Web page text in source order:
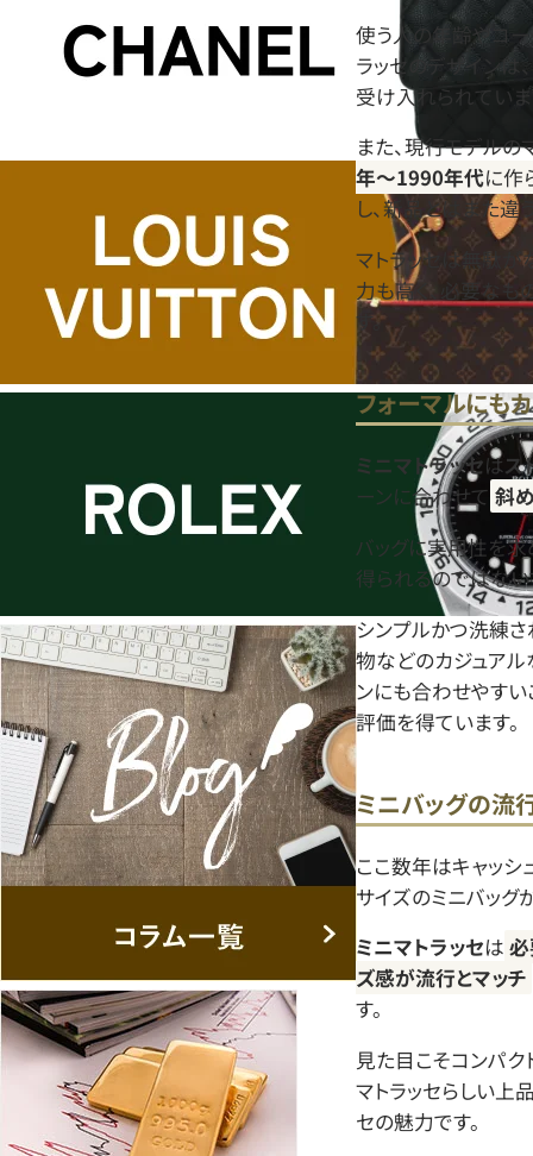
使う人の年齢やコ
ラッセのデザイン
受け入れられていま
また、現行モデル
年〜1990年代に作
し、新品とはまた違
マトラッセは無駄
力も高く、必要なも
す。
フォーマルにも
ミニマトラッセはス
ーンに合わせて 斜
バッグに実用性を
得られるのではない
シンプルかつ洗練さ
物などのカジュア
ンにも合わせやすい
評価を得ています。
ミニバッグの流
ここ数年はキャッシ
サイズのミニバッグ
ミニマトラッセは
ズ感が流行とマッチ
す。
見た目こそコンパク
マトラッセらしい上
セの魅力です。